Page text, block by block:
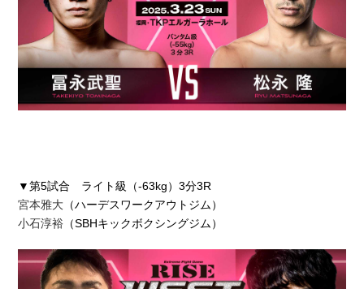
▼第5試合 ライト級（-63kg）3分3R
宮本雅大 （ハーデスワークアウトジム）
小石淳裕 （SBHキックボクシングジム）